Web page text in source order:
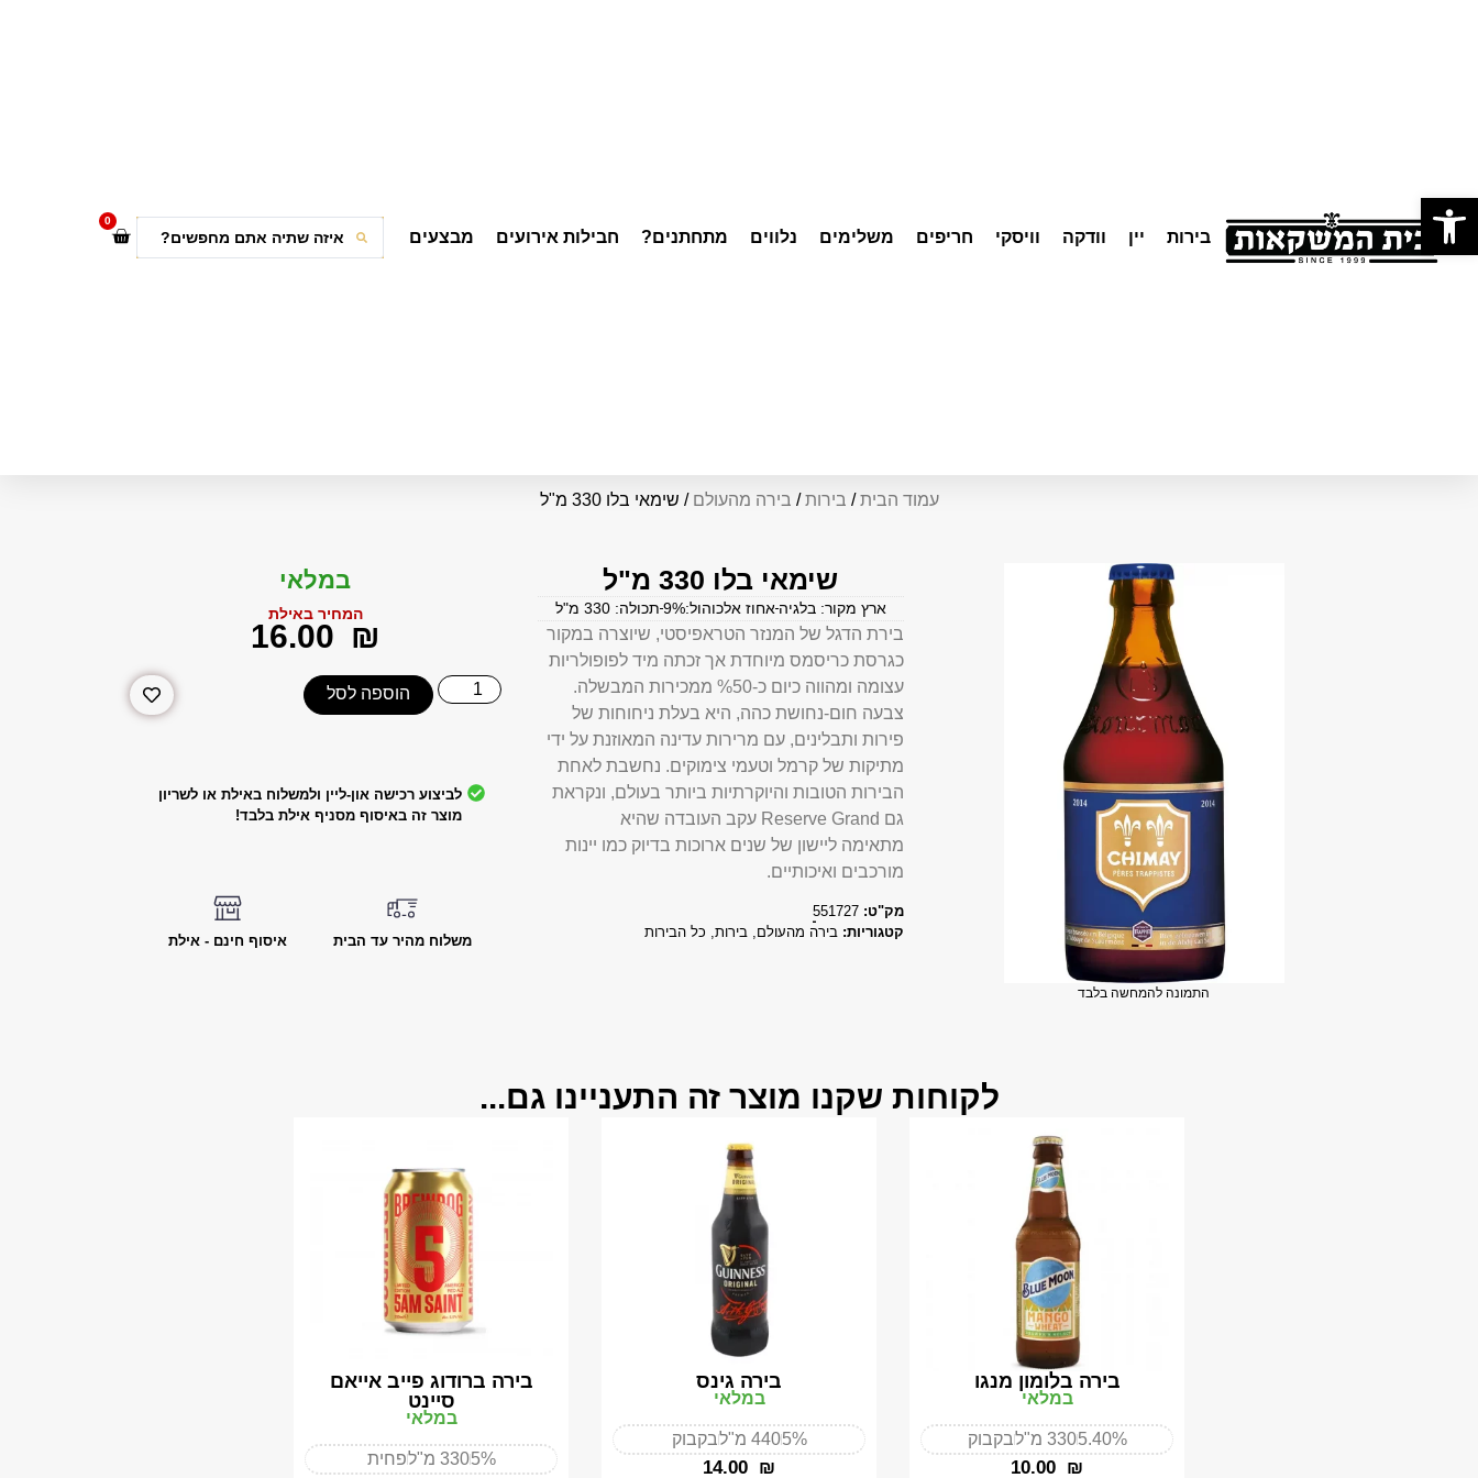
בירות יין וודקה וויסקי חריפים משלימים נלווים מתחתנים? חבילות אירועים מבצעים
0
עמוד הבית/ בירות/ בירה מהעולם / שימאי בלו 330 מ"ל
התמונה להמחשה בלבד
שימאי בלו 330 מ"ל
ארץ מקור: בלגיהאחוז אלכוהול:9% תכולה: 330 מ"ל
בירת הדגל של המנזר הטראפיסטי, שיוצרה במקור
כגרסת כריסמס מיוחדת אך זכתה מיד לפופולריות
עצומה ומהווה כיום כ-%50 ממכירות המבשלה.
צבעה חום-נחושת כהה, היא בעלת ניחוחות של
פירות ותבלינים, עם מרירות עדינה המאוזנת על ידי
מתיקות של קרמל וטעמי צימוקים. נחשבת לאחת
הבירות הטובות והיוקרתיות ביותר בעולם, ונקראת
גם Reserve Grand עקב העובדה שהיא
מתאימה ליישון של שנים ארוכות בדיוק כמו יינות
מורכבים ואיכותיים.
מק"ט:551727
קטגוריות: בירה מהעולם,בירות, כל הבירות
במלאי
המחיר באילת
‎16.00 ₪
הוספה לסל
לביצוע רכישה און-ליין ולמשלוח באילת או לשריון
מוצר זה באיסוף מסניף אילת בלבד!
משלוח מהיר עד הבית איסוף חינם - אילת
לקוחות שקנו מוצר זה התעניינו גם...
בירה בלומון מנגו
במלאי
5.40%330 מ"ל בקבוק
‎10.00 ₪
בירה גינס
במלאי
5%440 מ"ל בקבוק
‎14.00 ₪
בירה ברודוג פייב אייאם
סיינט
במלאי
5%330 מ"ל פחית
פתח סרגל נגישות